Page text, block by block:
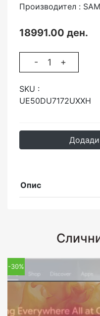
Производител :
18991.00 ден.
- +
SKU :
UE50DU7172UXXH
Опис
-39%
-30%